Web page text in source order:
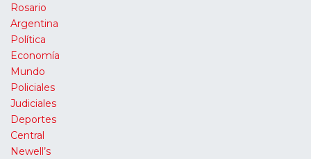
Rosario
Argentina
Política
Economía
Mundo
Policiales
Judiciales
Deportes
Central
Newell’s